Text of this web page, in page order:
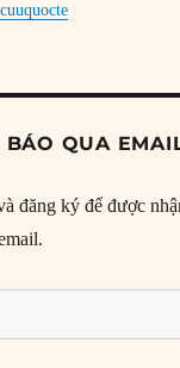
BÁO QUA
đăng ký để được